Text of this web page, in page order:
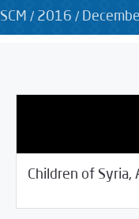
SCM / 2016 /
Children of Syria,